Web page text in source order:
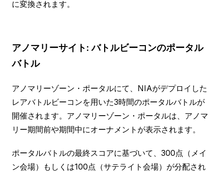
に変換されます。
アノマリーサイト: バトルビーコンのポータル
バトル
アノマリーゾーン・ポータルにて、NIAがデプロイした
レアバトルビーコンを用いた3時間のポータルバトルが
開催されます。アノマリーゾーン・ポータルは、アノマ
リー期間前や期間中にオーナメントが表示されます。
ポータルバトルの最終スコアに基づいて、300点（メイ
ン会場）もしくは100点（サテライト会場）が分配され